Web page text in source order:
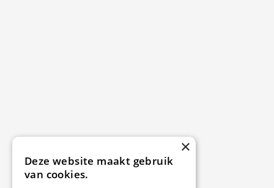
×
Deze website maakt gebruik
van cookies.